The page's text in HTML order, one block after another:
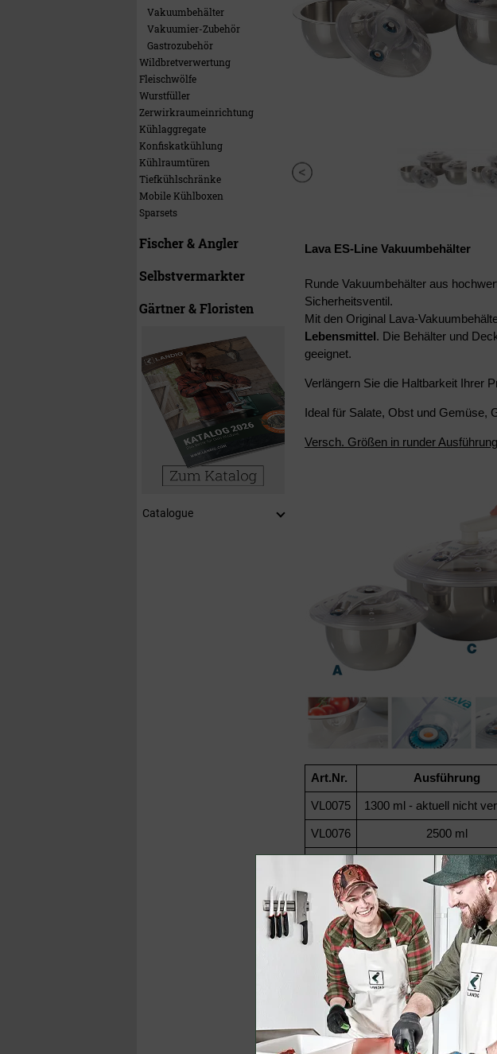
Vakuumbehälter
Vakuumier-Zubehör
Gastrozubehör
Wildbretverwertung
Fleischwölfe
Wurstfüller
Zerwirkraumeinrichtung
Kühlaggregate
Konfiskatkühlung
Kühlraumtüren
Tiefkühlschränke
Mobile Kühlboxen
Sparsets
Fischer & Angler
Selbstvermarkter
Gärtner & Floristen
Catalogue
Lava ES-Line Vakuumbehälter
Runde Vakuumbehälter aus
Sicherheitsventil.
Mit den Original Lava-
Lebensmittel. Die Behälter und
geeignet.
Verlängern Sie die Haltbarkeit Ihrer
Ideal für Salate, Obst und Gemüse,
Versch. Größen in runder
Art.Nr. Ausführung
VL0075 1300 ml - aktuell nicht
VL0076 2500 ml
VL0077 4000 ml
Andere Kunden kauften
Vakuum-Flaschenverschluss